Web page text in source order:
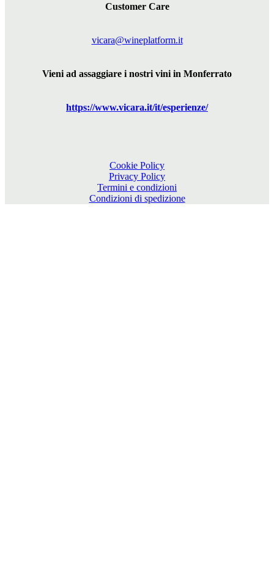
Customer Care
vicara@wineplatform.it
Vieni ad assaggiare i nostri vini in Monferrato
https://www.vicara.it/it/esperienze/
Cookie Policy
Privacy Policy
Termini e condizioni
Condizioni di spedizione